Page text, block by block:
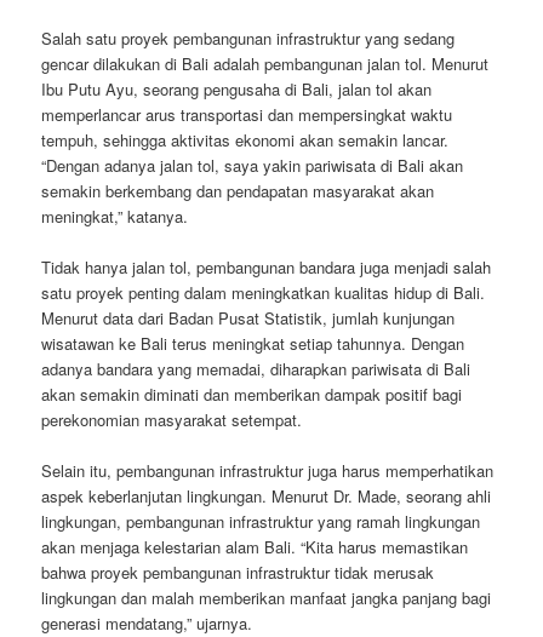
Salah satu proyek pembangunan infrastruktur yang sedang
gencar dilakukan di Bali adalah pembangunan jalan tol. Menurut
Ibu Putu Ayu, seorang pengusaha di Bali, jalan tol akan
memperlancar arus transportasi dan mempersingkat waktu
tempuh, sehingga aktivitas ekonomi akan semakin lancar.
“Dengan adanya jalan tol, saya yakin pariwisata di Bali akan
semakin berkembang dan pendapatan masyarakat akan
meningkat,” katanya.
Tidak hanya jalan tol, pembangunan bandara juga menjadi salah
satu proyek penting dalam meningkatkan kualitas hidup di Bali.
Menurut data dari Badan Pusat Statistik, jumlah kunjungan
wisatawan ke Bali terus meningkat setiap tahunnya. Dengan
adanya bandara yang memadai, diharapkan pariwisata di Bali
akan semakin diminati dan memberikan dampak positif bagi
perekonomian masyarakat setempat.
Selain itu, pembangunan infrastruktur juga harus memperhatikan
aspek keberlanjutan lingkungan. Menurut Dr. Made, seorang ahli
lingkungan, pembangunan infrastruktur yang ramah lingkungan
akan menjaga kelestarian alam Bali. “Kita harus memastikan
bahwa proyek pembangunan infrastruktur tidak merusak
lingkungan dan malah memberikan manfaat jangka panjang bagi
generasi mendatang,” ujarnya.